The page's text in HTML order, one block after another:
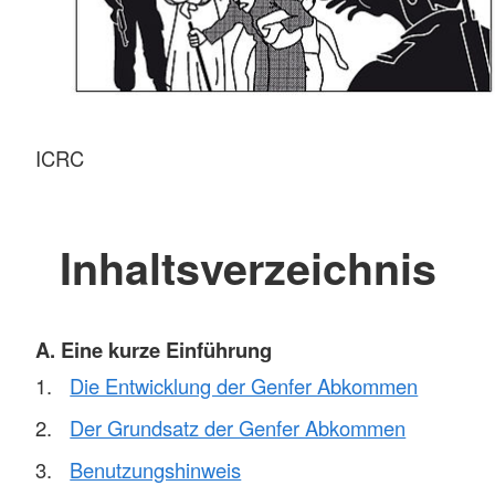
ICRC
Inhaltsverzeichnis
A. Eine kurze Einführung
Die Entwicklung der Genfer Abkommen
Der Grundsatz der Genfer Abkommen
Benutzungshinweis